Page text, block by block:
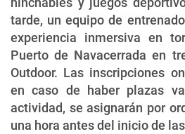
tarde, un equipo de
experiencia inmersiva en
Puerto de Navacerrada en
Outdoor. Las inscripciones
en caso de haber plazas
actividad, se asignarán por
una hora antes del inicio de